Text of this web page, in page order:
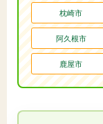
枕崎市
阿久根市
鹿屋市